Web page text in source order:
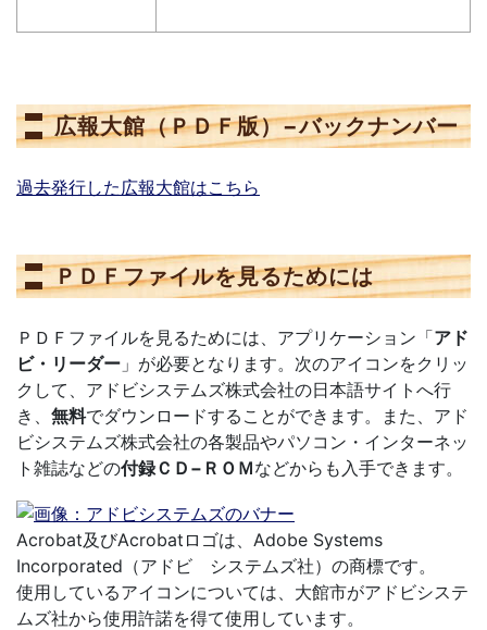
広報大館（ＰＤＦ版）−バックナンバー
過去発行した広報大館はこちら
ＰＤＦファイルを見るためには
ＰＤＦファイルを見るためには、アプリケーション「アド
ビ・リーダー 」が必要となります。次のアイコンをクリッ
クして、アドビシステムズ株式会社の日本語サイトへ行
き、 無料でダウンロードすることができます。また、アド
ビシステムズ株式会社の各製品やパソコン・インターネッ
ト雑誌などの付録ＣＤ−ＲＯＭなどからも入手できます。
Acrobat及びAcrobatロゴは、Adobe Systems
Incorporated（アドビ システムズ社）の商標です。
使用しているアイコンについては、大館市がアドビシステ
ムズ社から使用許諾を得て使用しています。